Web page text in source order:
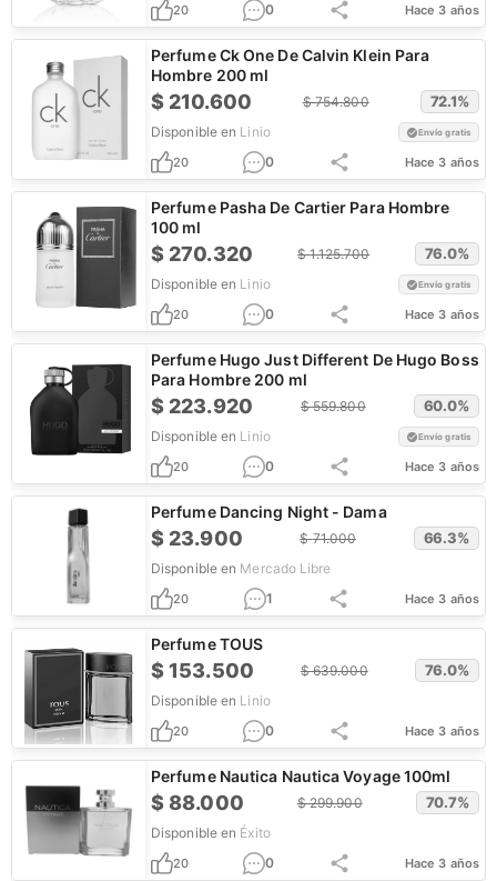
20 0 Hace 3 años
Perfume Ck One De Calvin Klein Para
Hombre 200 ml
$ 210.600 $754.800 72.1%
Disponible en Linio Envío gratis
20 0 Hace 3 años
Perfume Pasha De Cartier Para Hombre
100 ml
$ 270.320 $1.125.700 76.0%
Disponible en Linio Envío gratis
20 0 Hace 3 años
Perfume Hugo Just Different De Hugo Boss
Para Hombre 200 ml
$ 223.920 $559.800 60.0%
Disponible en Linio Envío gratis
20 0 Hace 3 años
Perfume Dancing Night - Dama
$ 23.900 $71.000 66.3%
Disponible en Mercado Libre
20 1 Hace 3 años
Perfume TOUS
$153.500 $639.000 76.0%
Disponible en Linio
20 0 Hace 3 años
Perfume Nautica Nautica Voyage 100ml
$88.000 $299.900 70.7%
Disponible en Éxito
20 0 Hace 3 años